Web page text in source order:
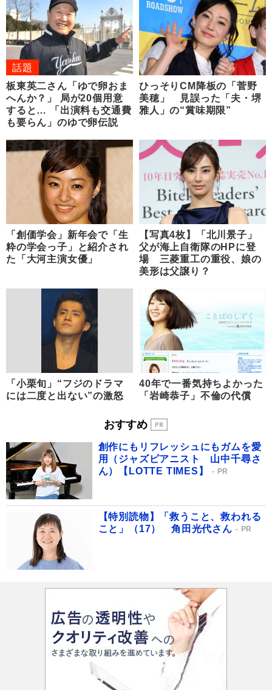
話題
板東英二さん「ゆで卵おま
へんか？」 局が20個用意
すると… 「出演料も交通費
も要らん」のゆで卵伝説
ひっそりCM降板の「菅野
美穂」 見誤った「夫・堺
雅人」の“賞味期限”
「創価学会」新年会で「生
粋の学会っ子」と紹介され
た「大河主演女優」
【写真4枚】「北川景子」
父が海上自衛隊のHPに登
場 三菱重工の重役、娘の
美形は父譲り？
「小栗旬」“フジのドラマ
には二度と出ない”の激怒
40年で一番気持ちよかった
「岩崎恭子」不倫の代償
おすすめ
創作にもリフレッシュにもガムを愛
用（ジャズピアニスト 山中千尋さ
ん）【LOTTE TIMES】
PR
【特別読物】「救うこと、救われる
こと」（17） 角田光代さん
PR